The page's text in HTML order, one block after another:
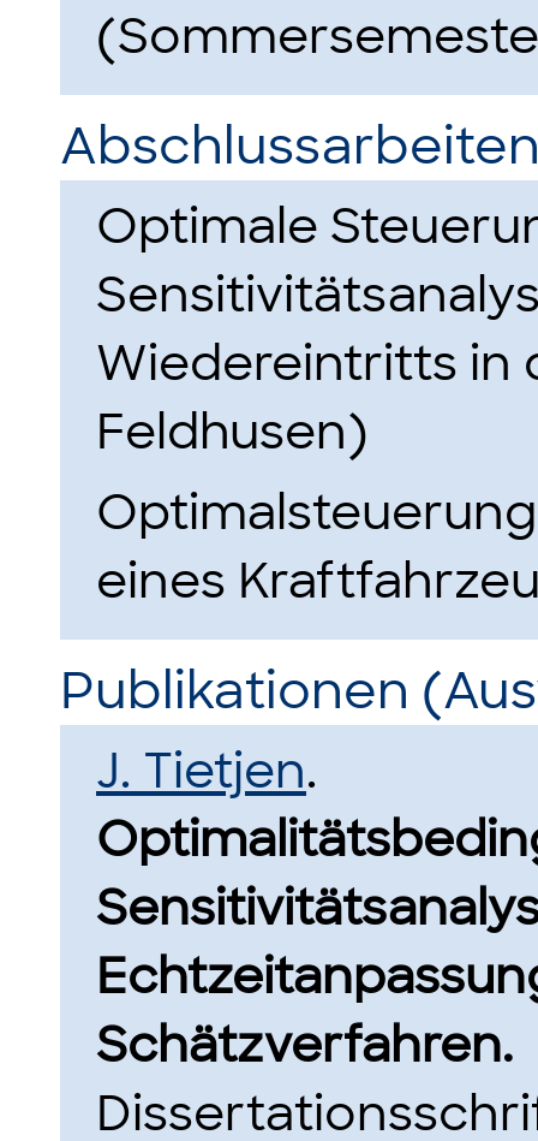
Optimale
Wiedereintritts in
Feldhusen)
eines
Publikationen
J. Tietjen.
Schätzverfahren.